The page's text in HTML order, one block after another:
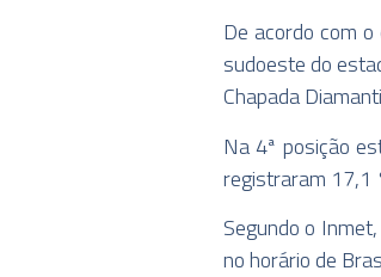
De acordo com
sudoeste do
Chapada
Na 4ª posição
registraram 17,1
Segundo o
no horário de